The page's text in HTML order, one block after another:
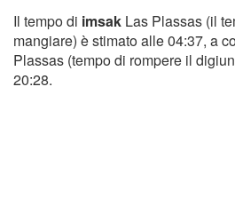
Il tempo di imsak Las Plassas (il
mangiare) è stimato alle 04:37, a
Plassas (tempo di rompere il
20:28.